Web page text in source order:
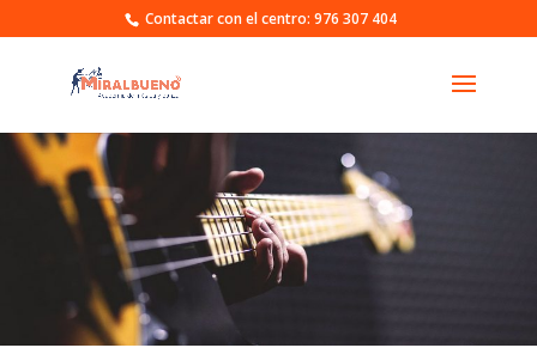
Contactar con el centro: 976 307 404